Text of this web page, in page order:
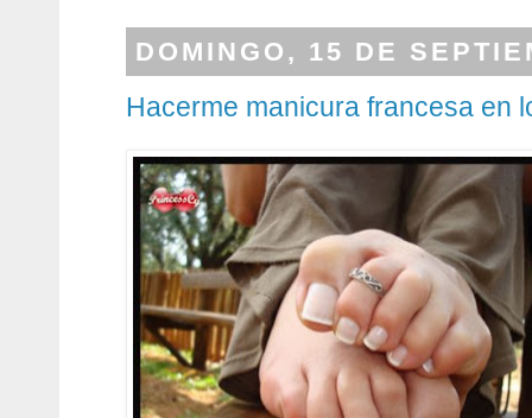
DOMINGO, 15 DE
Hacerme manicura francesa en